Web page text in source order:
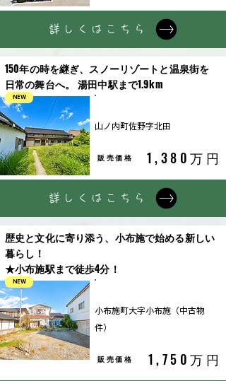
詳しくはこちら
150年の時を継ぎ、スノーリゾートと温泉街を
日常の舞台へ。 湯田中駅まで1.9km
NEW
山ノ内町佐野字北田
販売価格 1,380万円
詳しくはこちら
歴史と文化に寄り添う、小布施で始める新しい
暮らし！
★小布施駅まで徒歩4分！
NEW
小布施町大字小布施（中古物
件）
販売価格 1,750万円